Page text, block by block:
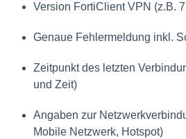
Version FortiClient VPN (z.B.
Genaue Fehlermeldung inkl.
Zeitpunkt des letzten
und Zeit)
Angaben zur
Mobile Netzwerk, Hotspot)